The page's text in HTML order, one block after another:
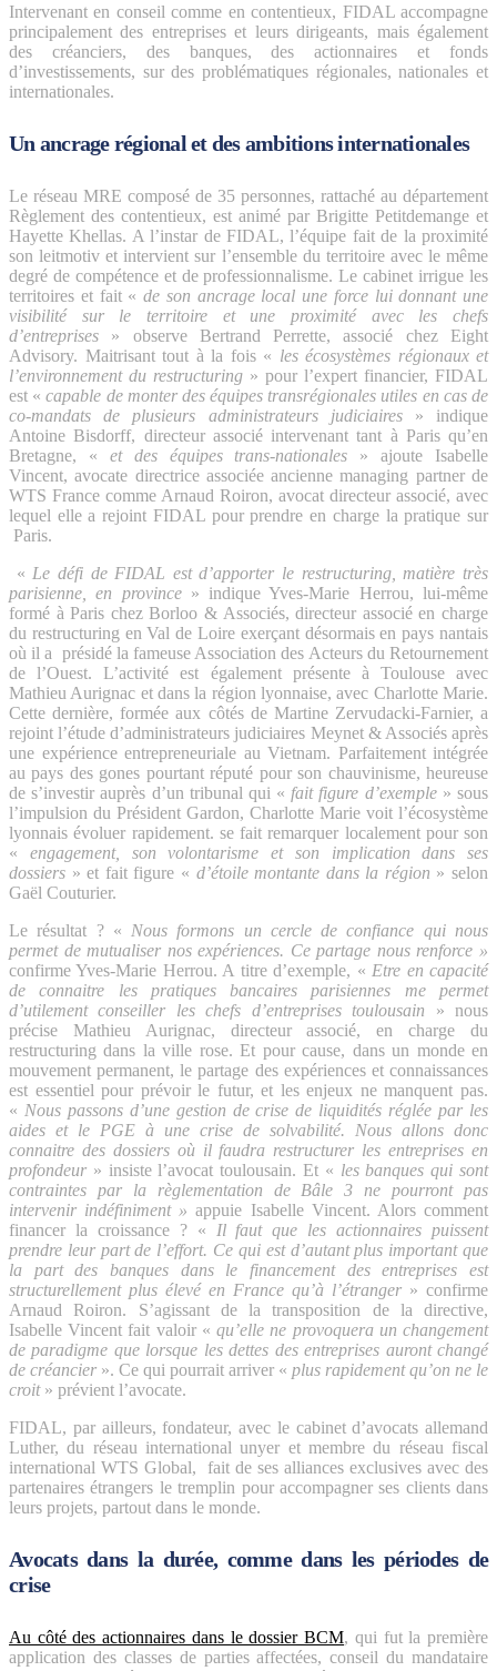
Intervenant en conseil comme en contentieux, FIDAL accompagne
principalement des entreprises et leurs dirigeants, mais également
des créanciers, des banques, des actionnaires et fonds
d’investissements, sur des problématiques régionales, nationales et
internationales.
Un ancrage régional et des ambitions internationales
Le réseau MRE composé de 35 personnes, rattaché au département
Règlement des contentieux, est animé par Brigitte Petitdemange et
Hayette Khellas. A l’instar de FIDAL, l’équipe fait de la proximité
son leitmotiv et intervient sur l’ensemble du territoire avec le même
degré de compétence et de professionnalisme. Le cabinet irrigue les
territoires et fait « de son ancrage local une force lui donnant une
visibilité sur le territoire et une proximité avec les chefs
d’entreprises » observe Bertrand Perrette, associé chez Eight
Advisory. Maitrisant tout à la fois « les écosystèmes régionaux et
l’environnement du restructuring » pour l’expert financier, FIDAL
est «capable de monter des équipes transrégionales utiles en cas de
co-mandats de plusieurs administrateurs judiciaires» indique
Antoine Bisdorff, directeur associé intervenant tant à Paris qu’en
Bretagne, « et des équipes trans-nationales » ajoute Isabelle
Vincent, avocate directrice associée ancienne managing partner de
WTS France comme Arnaud Roiron, avocat directeur associé, avec
lequel elle a rejoint FIDAL pour prendre en charge la pratique sur
Paris.
« Le défi de FIDAL est d’apporter le restructuring, matière très
parisienne, en province » indique Yves-Marie Herrou, lui-même
formé à Paris chez Borloo & Associés, directeur associé en charge
du restructuring en Val de Loire exerçant désormais en pays nantais
où il a présidé la fameuse Association des Acteurs du Retournement
de l’Ouest. L’activité est également présente à Toulouse avec
Mathieu Aurignac et dans la région lyonnaise, avec Charlotte Marie.
Cette dernière, formée aux côtés de Martine Zervudacki-Farnier, a
rejoint l’étude d’administrateurs judiciaires Meynet & Associés après
une expérience entrepreneuriale au Vietnam. Parfaitement intégrée
au pays des gones pourtant réputé pour son chauvinisme, heureuse
de s’investir auprès d’un tribunal qui « fait figure d’exemple» sous
l’impulsion du Président Gardon, Charlotte Marie voit l’écosystème
lyonnais évoluer rapidement. se fait remarquer localement pour son
« engagement, son volontarisme et son implication dans ses
dossiers » et fait figure « d’étoile montante dans la région » selon
Gaël Couturier.
Le résultat ? « Nous formons un cercle de confiance qui nous
permet de mutualiser nos expériences. Ce partage nous renforce »
confirme Yves-Marie Herrou. A titre d’exemple, « Etre en capacité
de connaitre les pratiques bancaires parisiennes me permet
d’utilement conseiller les chefs d’entreprises toulousain » nous
précise Mathieu Aurignac, directeur associé, en charge du
restructuring dans la ville rose. Et pour cause, dans un monde en
mouvement permanent, le partage des expériences et connaissances
est essentiel pour prévoir le futur, et les enjeux ne manquent pas.
« Nous passons d’une gestion de crise de liquidités réglée par les
aides et le PGE à une crise de solvabilité. Nous allons donc
connaitre des dossiers où il faudra restructurer les entreprises en
profondeur » insiste l’avocat toulousain. Et « les banques qui sont
contraintes par la règlementation de Bâle 3 ne pourront pas
intervenir indéfiniment »appuie Isabelle Vincent. Alors comment
financer la croissance ? « Il faut que les actionnaires puissent
prendre leur part de l’effort. Ce qui est d’autant plus important que
la part des banques dans le financement des entreprises est
structurellement plus élevé en France qu’à l’étranger » confirme
Arnaud Roiron. S’agissant de la transposition de la directive,
Isabelle Vincent fait valoir «qu’elle ne provoquera un changement
de paradigme que lorsque les dettes des entreprises auront changé
de créancier ». Ce qui pourrait arriver « plus rapidement qu’on ne le
croit» prévient l’avocate.
FIDAL, par ailleurs, fondateur, avec le cabinet d’avocats allemand
Luther, du réseau international unyer et membre du réseau fiscal
international WTS Global, fait de ses alliances exclusives avec des
partenaires étrangers le tremplin pour accompagner ses clients dans
leurs projets, partout dans le monde.
Avocats dans la durée, comme dans les périodes de
crise
Au côté des actionnaires dans le dossier BCM, qui fut la première
application des classes de parties affectées, conseil du mandataire